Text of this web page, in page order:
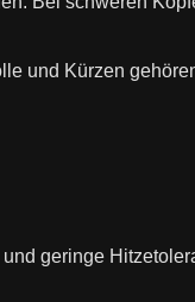
und Kürzen
geringe